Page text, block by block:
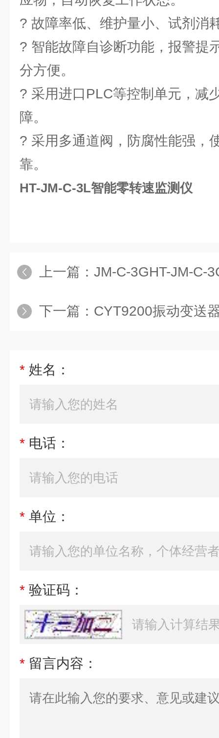
? 故障率低、维护量小、试剂消
? 智能故障自诊断功能，报警提
分方便。
? 采用进口PLC等控制单元，减
障。
? 采用多通道阀，防腐性能强，
靠。
HT-JM-C-3L智能零转速监测仪
上一篇： JM-C-3GHT-JM-C-
下一篇： CYT9200振动变送
* 姓名：
* 电话：
* 单位：
* 验证码：
* 留言内容：